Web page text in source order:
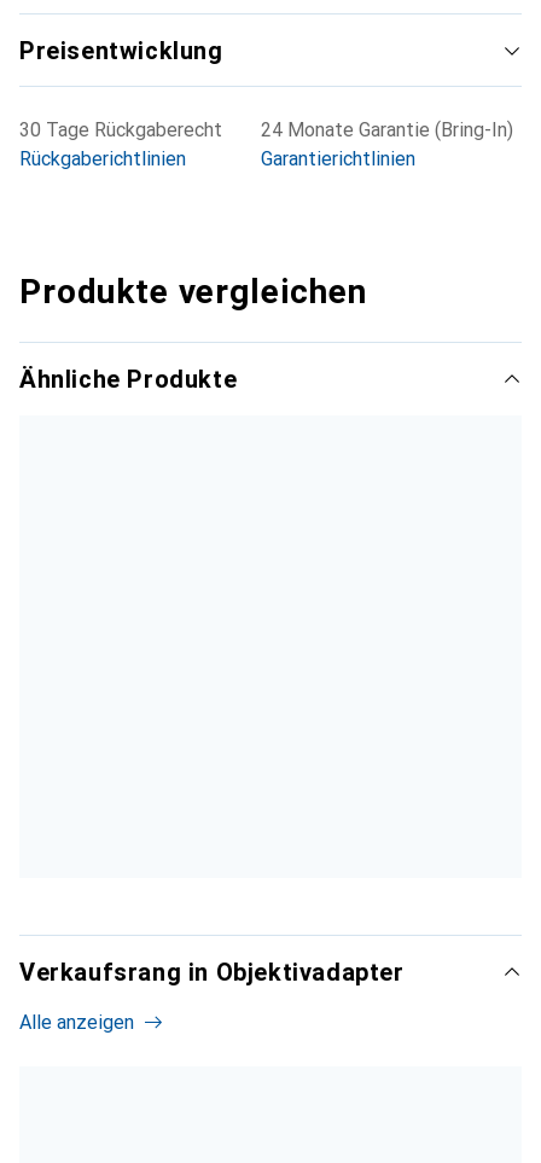
Preisentwicklung
30 Tage Rückgaberecht
Rückgaberichtlinien
24 Monate Garantie (Bring-In)
Garantierichtlinien
Produkte vergleichen
Ähnliche Produkte
Verkaufsrang in Objektivadapter
Alle anzeigen